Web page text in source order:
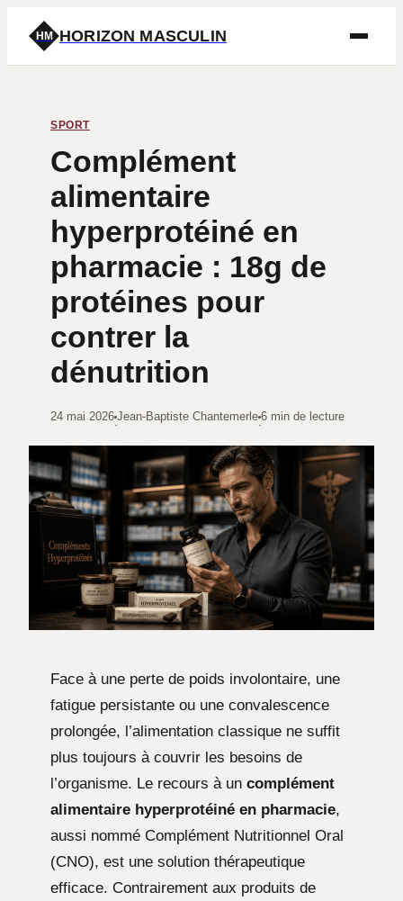
HM HORIZON MASCULIN
SPORT
Complément
alimentaire
hyperprotéiné en
pharmacie : 18g de
protéines pour
contrer la
dénutrition
24 mai 2026
·
Jean-Baptiste Chantemerle
·
6 min de lecture
Face à une perte de poids involontaire, une
fatigue persistante ou une convalescence
prolongée, l’alimentation classique ne suffit
plus toujours à couvrir les besoins de
l’organisme. Le recours à un complément
alimentaire hyperprotéiné en pharmacie,
aussi nommé Complément Nutritionnel Oral
(CNO), est une solution thérapeutique
efficace. Contrairement aux produits de